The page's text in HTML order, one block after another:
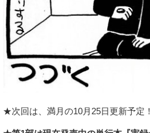
★次回は、満月の10月25日更新予定！